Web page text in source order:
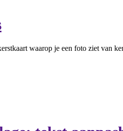
waarop je een foto ziet van